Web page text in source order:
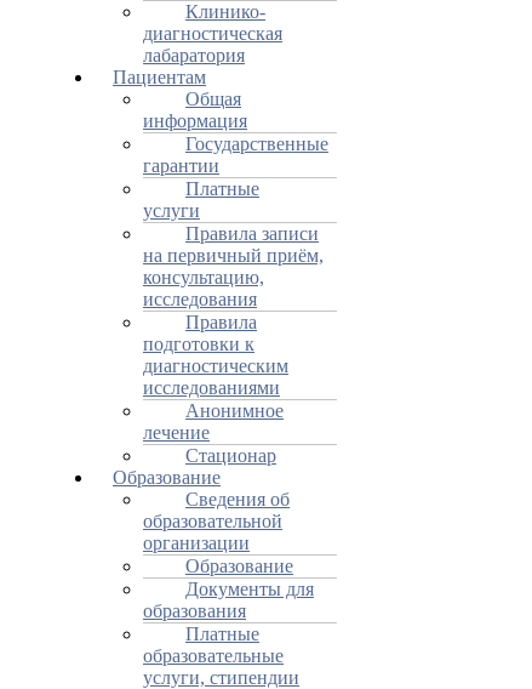
Клинико-
диагностическая
лабаратория
Пациентам
Общая
информация
Государственные
гарантии
Платные
услуги
Правила записи
на первичный приём,
консультацию,
исследования
Правила
подготовки к
диагностическим
исследованиями
Анонимное
лечение
Стационар
Образование
Сведения об
образовательной
организации
Образование
Документы для
образования
Платные
образовательные
услуги, стипендии